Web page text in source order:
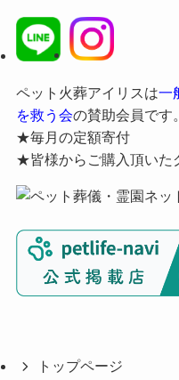
ペット火葬アイリスは一
を救う会の賛助会員です。
★毎月の定額寄付
★皆様からご購入頂いた
トップページ